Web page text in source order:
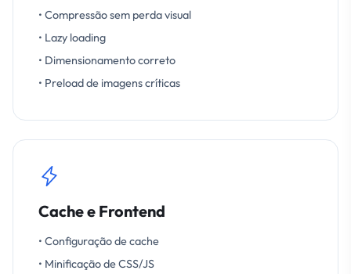
• Compressão sem perda visual
• Lazy loading
• Dimensionamento correto
• Preload de imagens críticas
Cache e Frontend
• Configuração de cache
• Minificação de CSS/JS